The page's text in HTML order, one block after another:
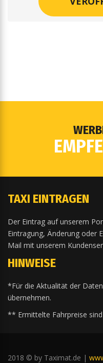
TAXI EINTRAGEN
Der Eintrag auf unserem
Eintragung, Änderung oder
Mail mit unserem
HINWEISE
*Für die Aktualität der
übernehmen.
** Ermittelte Fahrpreise
2018 © by Taximat.de |